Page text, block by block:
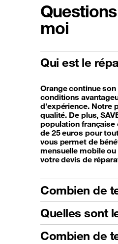
moi
Qui est le
Orange continue
conditions
d’expérience. Notre
qualité. De plus,
population française
de 25 euros pour
vous permet de
mensuelle mobile
votre devis de
Combien de
Quelles sont
Combien de